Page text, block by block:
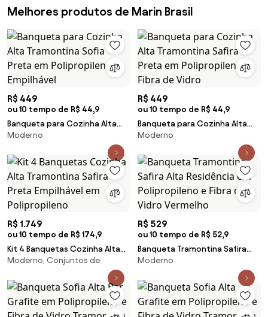
Melhores produtos de Marin Brasil
R$ 449
ou 10 tempo de R$ 44,9
Banqueta para Cozinha Alta
Tramontina Sofia Preta em
Moderno
R$ 449
ou 10 tempo de R$ 44,9
Banqueta para Cozinha Alta
Tramontina Safira Preta em
Polipropileno e Fibra de Vidro
Moderno
R$ 1.749
ou 10 tempo de R$ 174,9
Kit 4 Banquetas Cozinha Alta
Tramontina Safira Preta
Empilhável em Polipropileno
Moderno, Conjuntos de
R$ 529
ou 10 tempo de R$ 52,9
Banqueta Tramontina Safira
Alta Residência em
Polipropileno e Fibra de Vidro
Vermelho
Moderno